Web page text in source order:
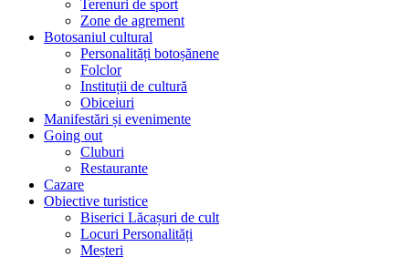
Terenuri de sport
Zone de agrement
Botosaniul cultural
Personalități botoșănene
Folclor
Instituții de cultură
Obiceiuri
Manifestări și evenimente
Going out
Cluburi
Restaurante
Cazare
Obiective turistice
Biserici Lăcașuri de cult
Locuri Personalități
Meșteri